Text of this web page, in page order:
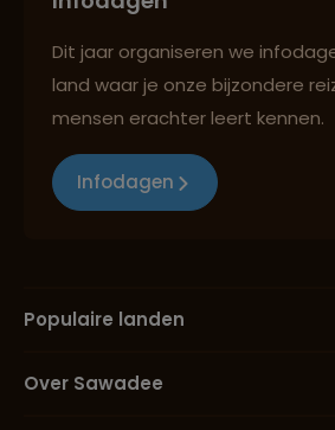
Dit jaar organiseren we
land waar je onze bijzondere
mensen erachter leert kennen.
Infodagen
Populaire landen
Over Sawadee